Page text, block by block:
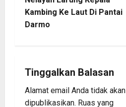
n
a
i
g
Kambing Ke Laut Di Pantai
Darmo
Tinggalkan Balasan
Alamat email Anda tidak akan
dipublikasikan. Ruas yang